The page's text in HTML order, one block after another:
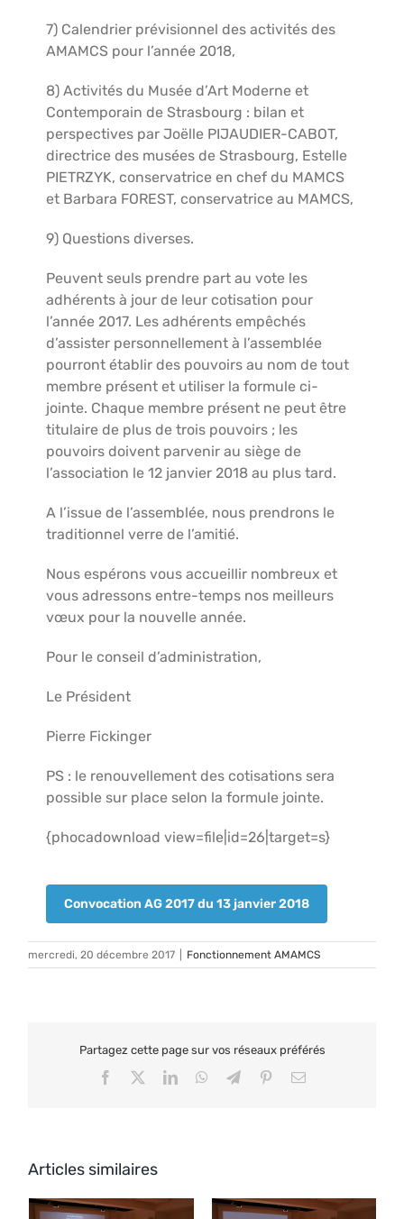
7) Calendrier prévisionnel des activités des
AMAMCS pour l’année 2018,
8) Activités du Musée d’Art Moderne et
Contemporain de Strasbourg : bilan et
perspectives par Joëlle PIJAUDIER-CABOT,
directrice des musées de Strasbourg, Estelle
PIETRZYK, conservatrice en chef du MAMCS
et Barbara FOREST, conservatrice au MAMCS,
9) Questions diverses.
Peuvent seuls prendre part au vote les
adhérents à jour de leur cotisation pour
l’année 2017. Les adhérents empêchés
d’assister personnellement à l’assemblée
pourront établir des pouvoirs au nom de tout
membre présent et utiliser la formule ci-
jointe. Chaque membre présent ne peut être
titulaire de plus de trois pouvoirs ; les
pouvoirs doivent parvenir au siège de
l’association le 12 janvier 2018 au plus tard.
A l’issue de l’assemblée, nous prendrons le
traditionnel verre de l’amitié.
Nous espérons vous accueillir nombreux et
vous adressons entre-temps nos meilleurs
vœux pour la nouvelle année.
Pour le conseil d’administration,
Le Président
Pierre Fickinger
PS : le renouvellement des cotisations sera
possible sur place selon la formule jointe.
{phocadownload view=file|id=26|target=s}
Convocation AG 2017 du 13 janvier 2018
mercredi, 20 décembre 2017 Fonctionnement AMAMCS
Partagez cette page sur vos réseaux préférés
Facebook LinkedInWhatsApp
TelegramPinterestEmail
Articles similaires